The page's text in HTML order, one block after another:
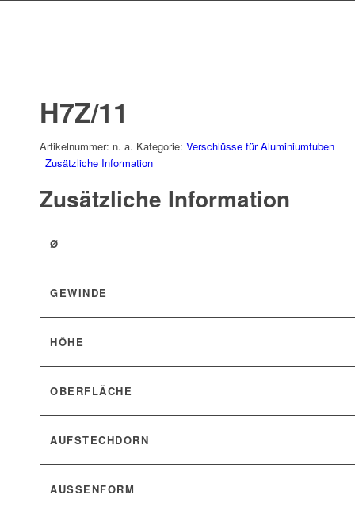
H7Z/11
Artikelnummer: n. a. Kategorie: Verschlüsse für Aluminiumtuben
Zusätzliche Information
Zusätzliche Information
Ø
GEWINDE
HÖHE
OBERFLÄCHE
AUFSTECHDORN
AUSSENFORM